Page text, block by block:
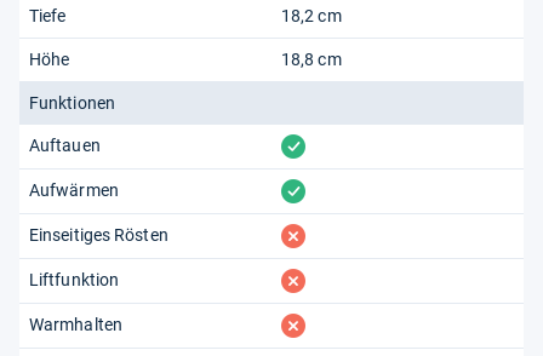
Tiefe 18,2 cm
Höhe 18,8 cm
Funktionen
Auftauen vorhanden
Aufwärmen vorhanden
Einseitiges Rösten fehlt
Liftfunktion fehlt
Warmhalten fehlt